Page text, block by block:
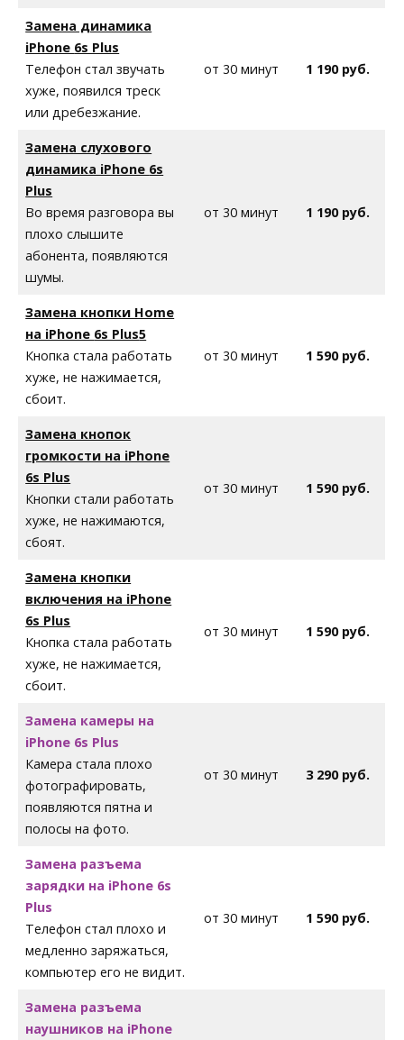
Замена динамика
iPhone 6s Plus
Телефон стал звучать
хуже, появился треск
или дребезжание.
от 30 минут 1 190 руб.
Замена слухового
динамика iPhone 6s
Plus
Во время разговора вы
плохо слышите
абонента, появляются
шумы.
от 30 минут 1 190 руб.
Замена кнопки Home
на iPhone 6s Plus5
Кнопка стала работать
хуже, не нажимается,
сбоит.
от 30 минут 1 590 руб.
Замена кнопок
громкости на iPhone
6s Plus
Кнопки стали работать
хуже, не нажимаются,
сбоят.
от 30 минут 1 590 руб.
Замена кнопки
включения на iPhone
6s Plus
Кнопка стала работать
хуже, не нажимается,
сбоит.
от 30 минут 1 590 руб.
Замена камеры на
iPhone 6s Plus
Камера стала плохо
фотографировать,
появляются пятна и
полосы на фото.
от 30 минут 3 290 руб.
Замена разъема
зарядки на iPhone 6s
Plus
Телефон стал плохо и
медленно заряжаться,
компьютер его не видит.
от 30 минут 1 590 руб.
Замена разъема
наушников на iPhone